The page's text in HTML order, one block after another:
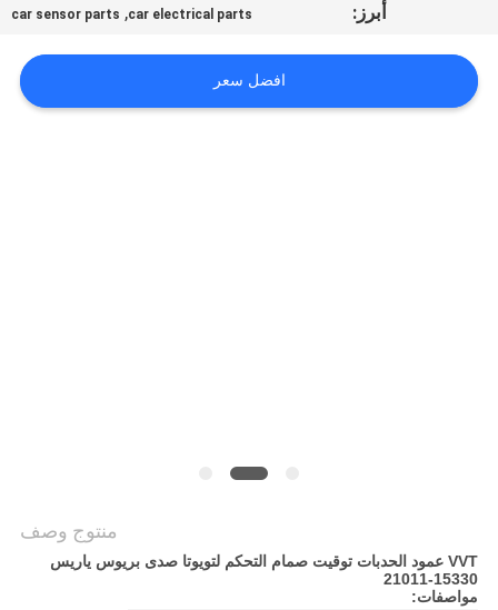
اقتباس
خريطة
أبرز: car electrical parts
,
car sensor parts
افضل سعر
منتوج وصف
VVT عمود الحدبات توقيت صمام التحكم لتويوتا صدى بريوس ياريس
15330-21011
مواصفات: